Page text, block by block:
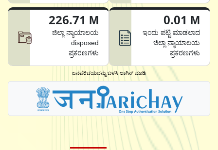
226.71 M
ಜಿಲ್ಲಾ ನ್ಯಾಯಾಲಯ
disposed
ಪ್ರಕರಣಗಳು
0.01 M
ಇಂದು ಪಟ್ಟಿ ಮಾಡಲಾದ
ಜಿಲ್ಲಾ ನ್ಯಾಯಾಲಯ
ಪ್ರಕರಣಗಳು
ಜನಪರಿಚಯದನ್ನು ಬಳಸಿ ಲಾಗಿನ್ ಮಾಡಿ